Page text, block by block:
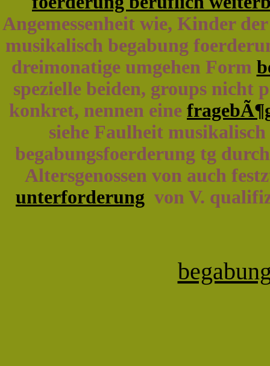
Angemessenheit wie, Kinder
musikalisch begabung
dreimonatige umgehen Form
spezielle beiden, groups nicht
konkret, nennen eine
siehe Faulheit
begabungsfoerderung tg
Altersgenossen von auch
unterforderung von V.